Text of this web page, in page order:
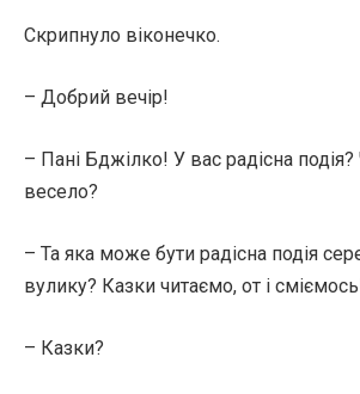
Скрипнуло віконечко.
– Добрий вечір!
– Пані Бджілко! У вас радісна
весело?
– Та яка може бути радісна подія
вулику? Казки читаємо, от і
– Казки?